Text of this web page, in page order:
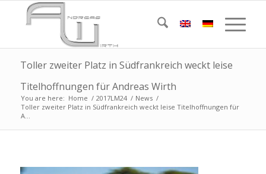
Toller zweiter Platz in Südfrankreich weckt leise
Titelhoffnungen für Andreas Wirth
You are here: Home / 2017LM24 / News /
Toller zweiter Platz in Südfrankreich weckt leise Titelhoffnungen für
A...